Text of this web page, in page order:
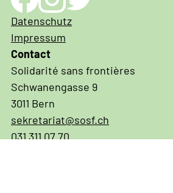
Impressum
und
Datenschutz
Datenschutz
Impressum
Contact
Solidarité sans frontières
Schwanengasse 9
3011 Bern
sekretariat@sosf.ch
031 311 07 70